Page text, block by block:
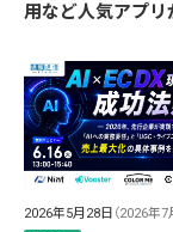
用など人気アプリ
2026年5月28日 （2026年7